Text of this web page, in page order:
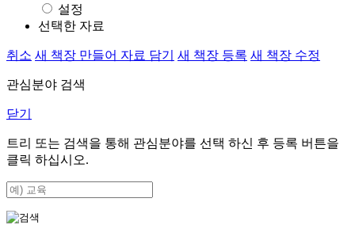
설정
선택한 자료
취소 새 책장 만들어 자료 담기 새 책장 등록 새 책장 수정
관심분야 검색
닫기
트리 또는 검색을 통해 관심분야를 선택 하신 후 등록 버튼을
클릭 하십시오.